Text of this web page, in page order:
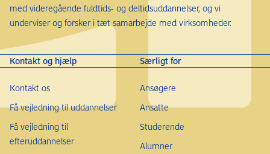
med videregående fuldtids- og deltidsuddannelser, og vi
underviser og forsker i tæt samarbejde med virksomheder.
Kontakt og hjælp
Kontakt os
Få vejledning til uddannelser
Få vejledning til
efteruddannelser
Særligt for
Ansøgere
Ansatte
Studerende
Alumner